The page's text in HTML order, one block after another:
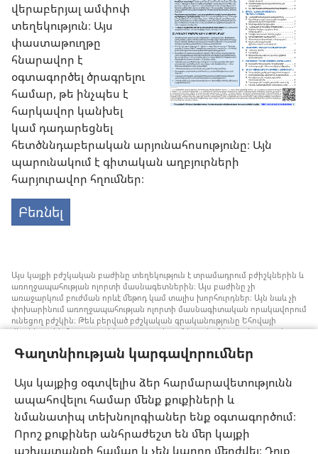
Գաղտնիության կարգավորումներ
Այս կայքից օգտվելիս ձեր հարմարավետությունն
ապահովելու համար մենք քուքիների և
նմանատիպ տեխնոլոգիաներ ենք օգտագործում։
Որոշ քուքիներ անհրաժեշտ են մեր կայքի
աշխատանքի համար և չեն կարող մերժվել։ Դուք
վերաբերյալ ամփոփ
տեղեկություն։ Այս
փաստաթուղթը
հնարավոր է
օգտագործել ծրագրելու
համար, թե ինչպես է
հարկավոր կանխել
կամ դադարեցնել
հետծննդաբերական արյունահոսությունը։ Այն
պարունակում է գիտական աղբյուրների
հարյուրավոր հղումներ։
Բեռնել
Այս կայքի բժշկական բաժինը տեղեկություն է տրամադրում բժիշկներին և
առողջապահության ոլորտի մասնագետներին։ Այս բաժինը չի
առաջարկում բուժման որևէ մեթոդ կամ տալիս խորհուրդներ։ Այն նաև չի
փոխարինում առողջապահության ոլորտի մասնագիտական որակավորում
ունեցող բժշկին։ Թեև բերված բժշկական գրականությունը Եհովայի
վկաները չեն հրատարակել, բայց դրանցում խոսվում է առանց արյան
Յուրաքանչյուր մասնագետի պատասխանատվություն է իրազեկ լինել
քննարկել բուժման մեթոդները և օգնել նրանց որոշում կայացնելու՝ հաշվի
առնելով հիվանդի առողջական վիճակը, ցանկությունը, արժեքներն ու
հավատալիքները։ Թվարկված ոչ բոլոր ստրատեգիաներն են ընդունելի և
հասանելի բոլոր պացիենտների համար։
Պացիենտներ: Ձեր առողջական վիճակի կամ բուժման վերաբերյալ
խորհուրդներ հարցրեք ձեզ բուժող բժշկից կամ համապատասխան